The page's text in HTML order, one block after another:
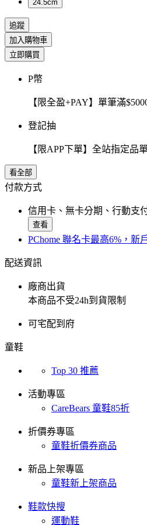
24.5cm
追蹤
加入購物車
立即購買
P幣
【限全盈+PAY】單筆滿
登記抽
【限APP下單】全站指定品
看全部
付款方式
信用卡、無卡分期、行動支
查看
PChome 聯名卡最高6%，新
配送資訊
廠商出貨
本商品不受24h到貨限制
可宅配到府
童鞋
Top 30 推薦
活動專區
CareBears 童鞋85折
折價券專區
童鞋折價券商品
新品上架專區
童鞋新上架商品
鞋款快搜
運動鞋